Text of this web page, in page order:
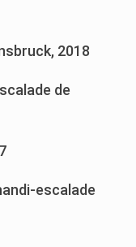
2018
de
escalade